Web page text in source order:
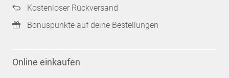
Kostenloser Rückversand
Bonuspunkte auf deine Bestellungen
Online einkaufen